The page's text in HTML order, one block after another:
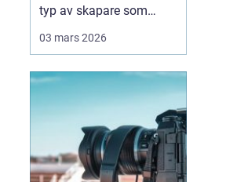
typ av skapare som
stannar du en stund till
börjar motiven berätta
något mer. Hans verk rör
03 mars 2026